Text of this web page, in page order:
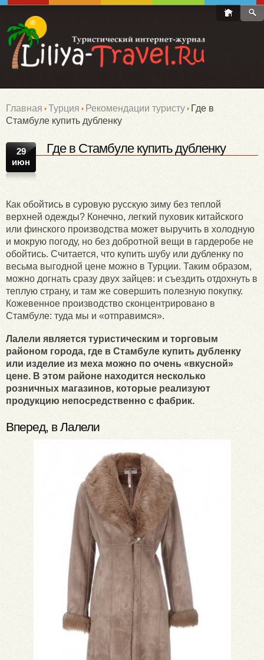
Главная Турция Рекомендации туристу
Где в
Стамбуле купить дубленку
29
июн
Где в Стамбуле купить дубленку
Как обойтись в суровую русскую зиму без теплой
верхней одежды? Конечно, легкий пуховик китайского
или финского производства может выручить в холодную
и мокрую погоду, но без добротной вещи в гардеробе не
обойтись. Считается, что купить шубу или дубленку по
весьма выгодной цене можно в Турции. Таким образом,
можно догнать сразу двух зайцев: и съездить отдохнуть в
теплую страну, и там же совершить полезную покупку.
Кожевенное производство сконцентрировано в
Стамбуле: туда мы и «отправимся».
Лалели является туристическим и торговым
районом города, где в Стамбуле купить дубленку
или изделие из меха можно по очень «вкусной»
цене. В этом районе находится несколько
розничных магазинов, которые реализуют
продукцию непосредственно с фабрик.
Вперед, в Лалели